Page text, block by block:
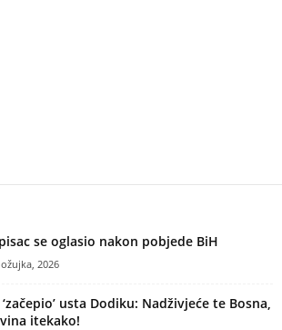
se oglasio nakon pobjede BiH
2026
usta Dodiku: Nadživjeće te Bosna,
itekako!